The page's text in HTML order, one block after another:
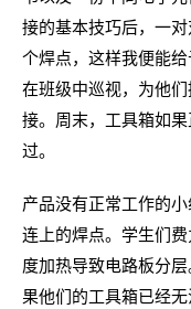
接的基本技巧后，一
个焊点，这样我便能
在班级中巡视，为他
接。周末，工具箱如
过。
产品没有正常工作的
连上的焊点。学生们
度加热导致电路板分
果他们的工具箱已经